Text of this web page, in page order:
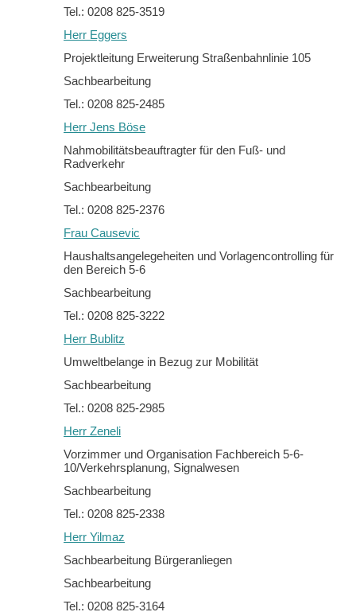
Tel.: 0208 825-3519
Herr Eggers
Projektleitung Erweiterung Straßenbahnlinie 105
Sachbearbeitung
Tel.: 0208 825-2485
Herr Jens Böse
Nahmobilitätsbeauftragter für den Fuß- und
Radverkehr
Sachbearbeitung
Tel.: 0208 825-2376
Frau Causevic
Haushaltsangelegeheiten und Vorlagencontrolling für
den Bereich 5-6
Sachbearbeitung
Tel.: 0208 825-3222
Herr Bublitz
Umweltbelange in Bezug zur Mobilität
Sachbearbeitung
Tel.: 0208 825-2985
Herr Zeneli
Vorzimmer und Organisation Fachbereich 5-6-
10/Verkehrsplanung, Signalwesen
Sachbearbeitung
Tel.: 0208 825-2338
Herr Yilmaz
Sachbearbeitung Bürgeranliegen
Sachbearbeitung
Tel.: 0208 825-3164